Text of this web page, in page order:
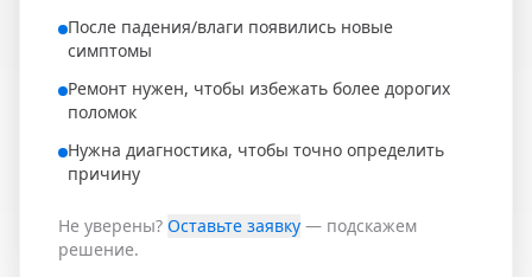
После падения/влаги появились новые
симптомы
Ремонт нужен, чтобы избежать более дорогих
поломок
Нужна диагностика, чтобы точно определить
причину
Не уверены? Оставьте заявку — подскажем
решение.